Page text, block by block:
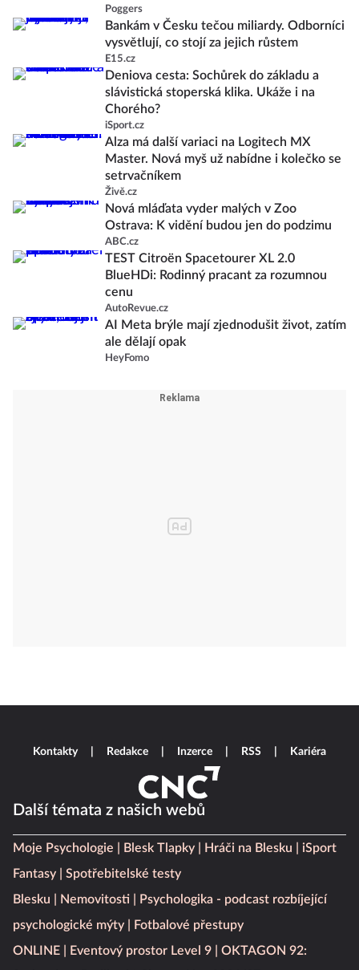
Poggers
Bankám v Česku tečou miliardy. Odborníci
vysvětlují, co stojí za jejich růstem
E15.cz
Deniova cesta: Sochůrek do základu a
slávistická stoperská klika. Ukáže i na
Chorého?
iSport.cz
Alza má další variaci na Logitech MX
Master. Nová myš už nabídne i kolečko se
setrvačníkem
Živě.cz
Nová mláďata vyder malých v Zoo
Ostrava: K vidění budou jen do podzimu
ABC.cz
TEST Citroën Spacetourer XL 2.0
BlueHDi: Rodinný pracant za rozumnou
cenu
AutoRevue.cz
AI Meta brýle mají zjednodušit život, zatím
ale dělají opak
HeyFomo
Další témata z našich webů
Moje Psychologie Blesk Tlapky Hráči na Blesku
iSport
Fantasy
Spotřebitelské testy
Blesku
Nemovitosti
Psychologika - podcast rozbíjející
psychologické mýty
Fotbalové přestupy
ONLINE
Eventový prostor Level 9
OKTAGON 92:
Kontakty Redakce Inzerce RSS Kariéra